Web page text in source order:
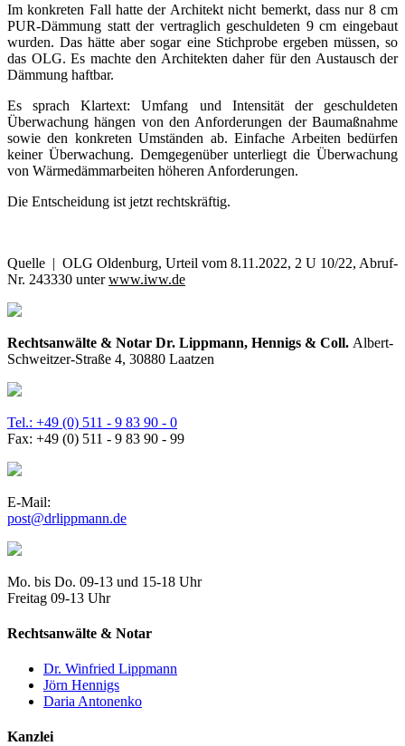
Im konkreten Fall hatte der Architekt nicht bemerkt, dass nur 8 cm
PUR-Dämmung statt der vertraglich geschuldeten 9 cm eingebaut
wurden. Das hätte aber sogar eine Stichprobe ergeben müssen, so
das OLG. Es machte den Architekten daher für den Austausch der
Dämmung haftbar.
Es sprach Klartext: Umfang und Intensität der geschuldeten
Überwachung hängen von den Anforderungen der Baumaßnahme
sowie den konkreten Umständen ab. Einfache Arbeiten bedürfen
keiner Überwachung. Demgegenüber unterliegt die Überwachung
von Wärmedämmarbeiten höheren Anforderungen.
Die Entscheidung ist jetzt rechtskräftig.
Quelle | OLG Oldenburg, Urteil vom 8.11.2022, 2 U 10/22, Abruf-
Nr. 243330 unterwww.iww.de
Rechtsanwälte & Notar Dr. Lippmann, Hennigs & Coll. Albert-
Schweitzer-Straße 4, 30880 Laatzen
Tel.: +49 (0) 511 - 9 83 90 - 0
Fax: +49 (0) 511 - 9 83 90 - 99
E-Mail:
post@drlippmann.de
Mo. bis Do. 09-13 und 15-18 Uhr
Freitag 09-13 Uhr
Rechtsanwälte & Notar
Dr. Winfried Lippmann
Jörn Hennigs
Daria Antonenko
Kanzlei